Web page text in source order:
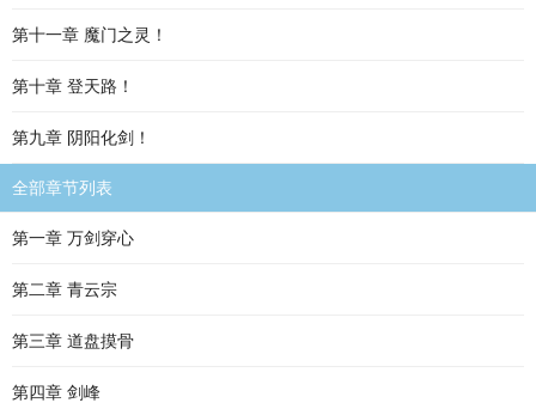
第十一章 魔门之灵！
第十章 登天路！
第九章 阴阳化剑！
全部章节列表
第一章 万剑穿心
第二章 青云宗
第三章 道盘摸骨
第四章 剑峰